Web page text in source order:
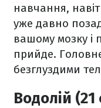
навчання,
уже давно
вашому мозку і
прийде.
безглуздими
Водолій